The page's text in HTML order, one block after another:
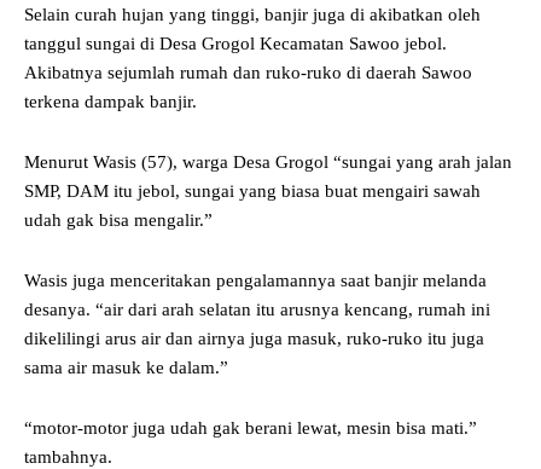
Selain curah hujan yang tinggi, banjir juga di akibatkan oleh
tanggul sungai di Desa Grogol Kecamatan Sawoo jebol.
Akibatnya sejumlah rumah dan ruko-ruko di daerah Sawoo
terkena dampak banjir.
Menurut Wasis (57), warga Desa Grogol “sungai yang arah jalan
SMP, DAM itu jebol, sungai yang biasa buat mengairi sawah
udah gak bisa mengalir.”
Wasis juga menceritakan pengalamannya saat banjir melanda
desanya. “air dari arah selatan itu arusnya kencang, rumah ini
dikelilingi arus air dan airnya juga masuk, ruko-ruko itu juga
sama air masuk ke dalam.”
“motor-motor juga udah gak berani lewat, mesin bisa mati.”
tambahnya.